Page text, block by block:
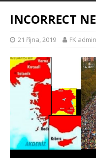
INCORRECT
21 října, 2019 FK admin